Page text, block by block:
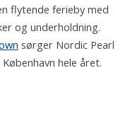
flytende ferieby med
og underholdning.
sørger Nordic Pearl
hele året.